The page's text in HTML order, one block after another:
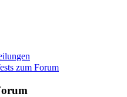
zum Forum